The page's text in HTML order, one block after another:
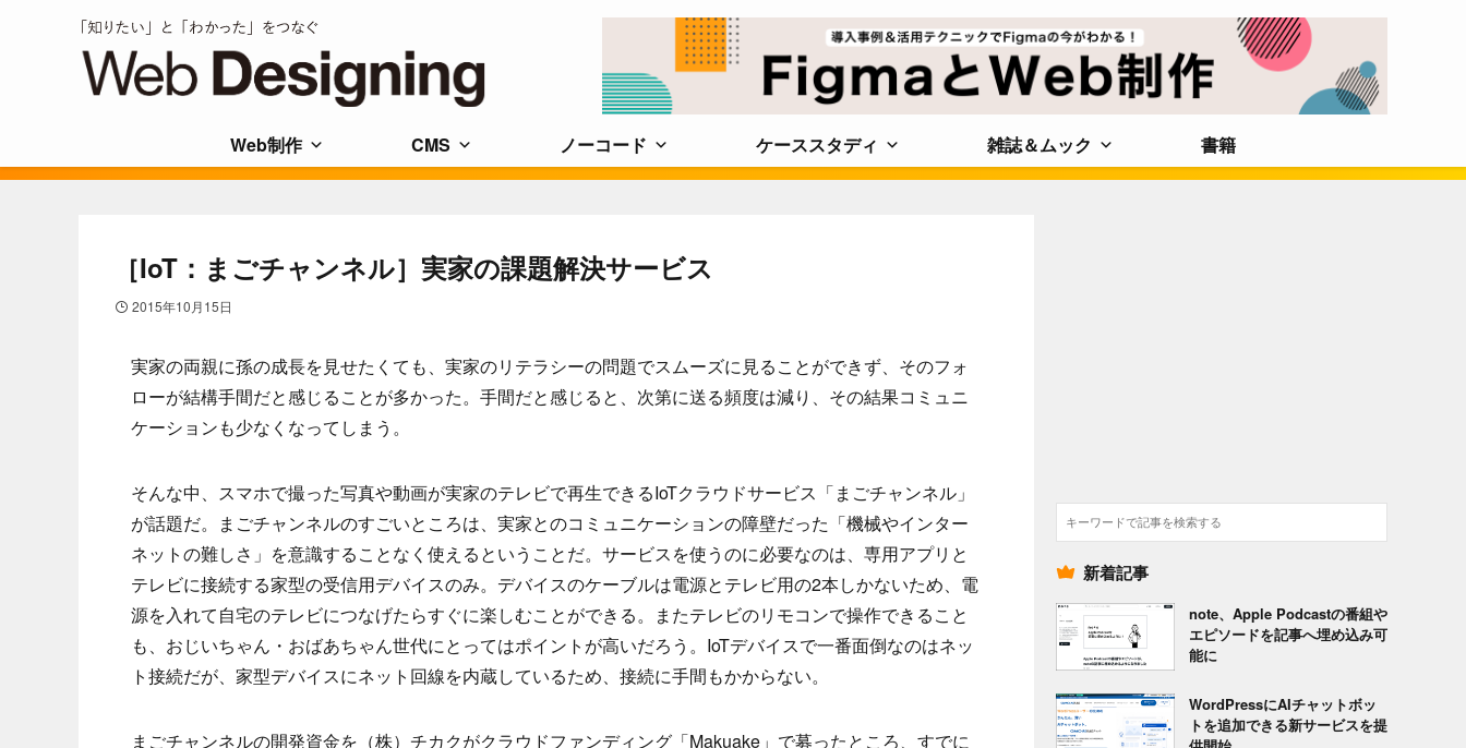
Web制作 CMS ノーコード ケーススタディ 雑誌＆ムック 書籍
［IoT：まごチャンネル］実家の課題解決サービス
2015年10月15日
実家の両親に孫の成長を見せたくても、実家のリテラシーの問題でスムーズに見ることができず、そのフォ
ローが結構手間だと感じることが多かった。手間だと感じると、次第に送る頻度は減り、その結果コミュニ
ケーションも少なくなってしまう。
そんな中、スマホで撮った写真や動画が実家のテレビで再生できるIoTクラウドサービス「まごチャンネル」
が話題だ。まごチャンネルのすごいところは、実家とのコミュニケーションの障壁だった「機械やインター
ネットの難しさ」を意識することなく使えるということだ。サービスを使うのに必要なのは、専用アプリと
テレビに接続する家型の受信用デバイスのみ。デバイスのケーブルは電源とテレビ用の2本しかないため、電
源を入れて自宅のテレビにつなげたらすぐに楽しむことができる。またテレビのリモコンで操作できること
も、おじいちゃん・おばあちゃん世代にとってはポイントが高いだろう。IoTデバイスで一番面倒なのはネッ
ト接続だが、家型デバイスにネット回線を内蔵しているため、接続に手間もかからない。
まごチャンネルの開発資金を（株）チカクがクラウドファンディング「Makuake」で募ったところ、すでに
検
索
新着記事
note、Apple Podcastの番組や
エピソードを記事へ埋め込み可
能に
WordPressにAIチャットボッ
トを追加できる新サービスを提